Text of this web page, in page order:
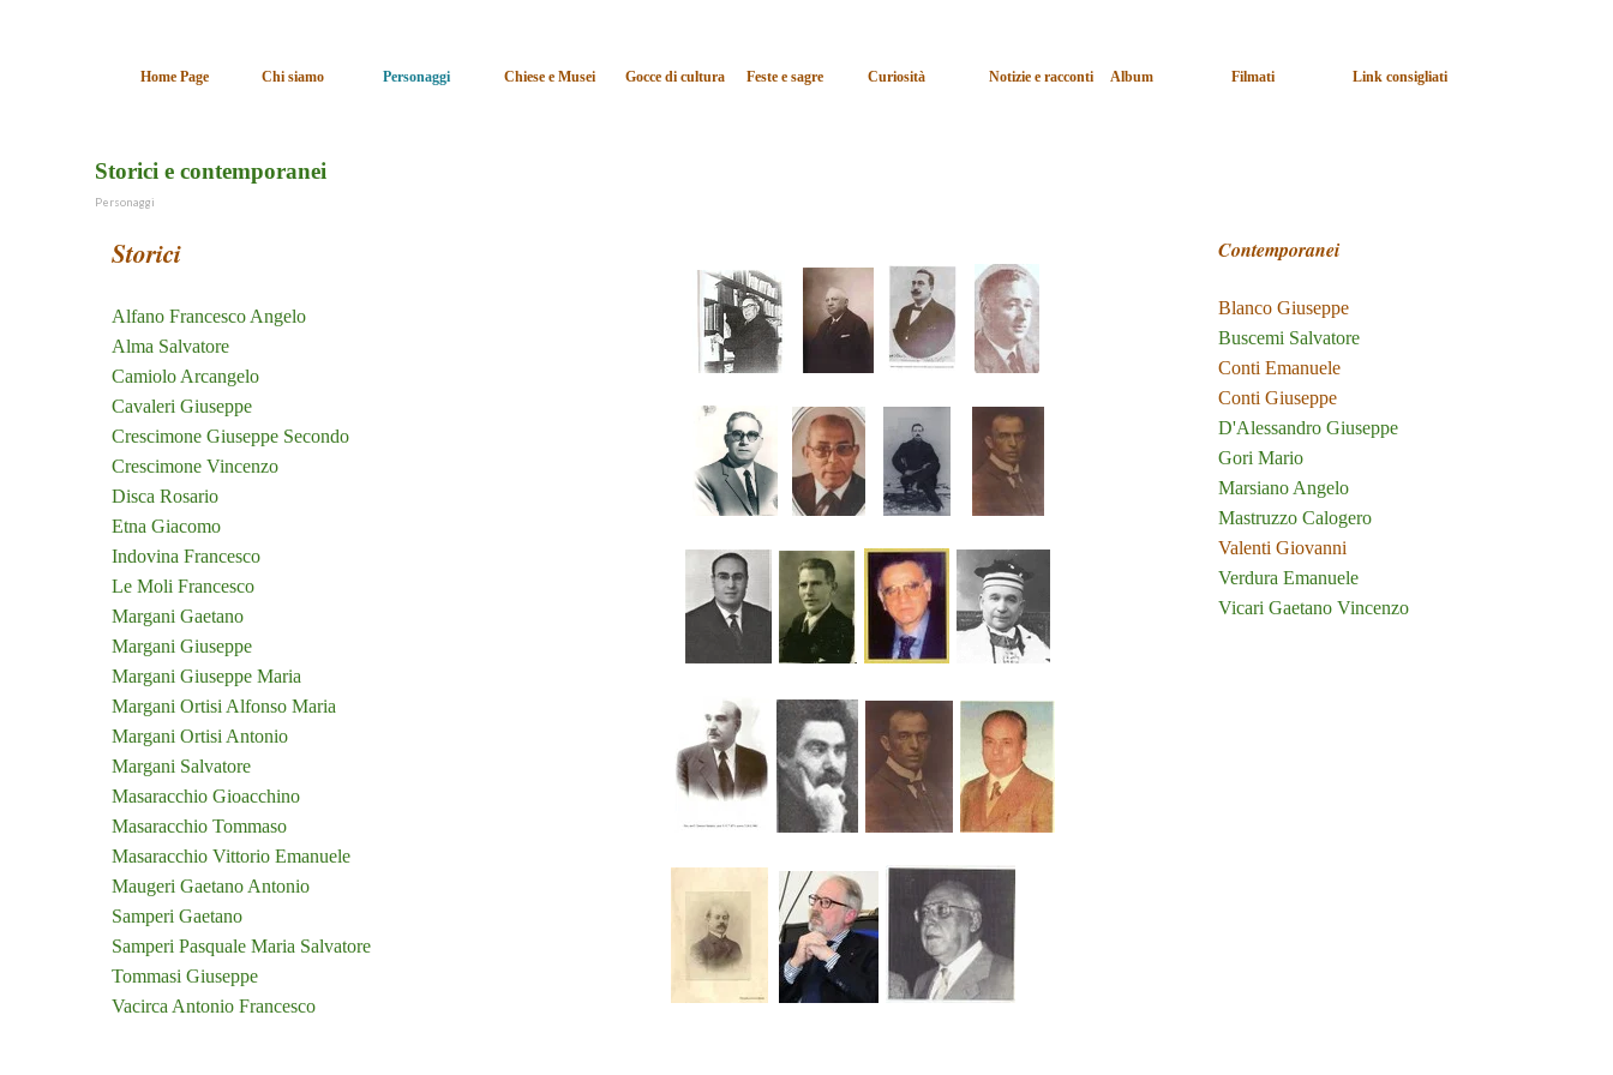
Salta menù
Home Page Chi siamo Personaggi ▼
Chiese e Musei ▼
Gocce di cultura ▼
Feste e sagre ▼
Curiosità ▼
Notizie e racconti ▼
Album ▼
Filmati ▼
Link consigliati
Storici e contemporanei
Personaggi
Storici
Alfano Francesco Angelo
Alma Salvatore
Camiolo Arcangelo
Cavaleri Giuseppe
Crescimone Giuseppe Secondo
Crescimone Vincenzo
Disca Rosario
Etna Giacomo
Indovina Francesco
Le Moli Francesco
Margani Gaetano
Margani Giuseppe
Margani Giuseppe Maria
Margani Ortisi Alfonso Maria
Margani Ortisi Antonio
Margani Salvatore
Masaracchio Gioacchino
Masaracchio Tommaso
Masaracchio Vittorio Emanuele
Maugeri Gaetano Antonio
Samperi Gaetano
Samperi Pasquale Maria Salvatore
Tommasi Giuseppe
Vacirca Antonio Francesco
Contemporanei
Blanco Giuseppe
Buscemi Salvatore
Conti Emanuele
Conti Giuseppe
D'Alessandro Giuseppe
Gori Mario
Marsiano Angelo
Mastruzzo Calogero
Valenti Giovanni
Verdura Emanuele
Vicari Gaetano Vincenzo